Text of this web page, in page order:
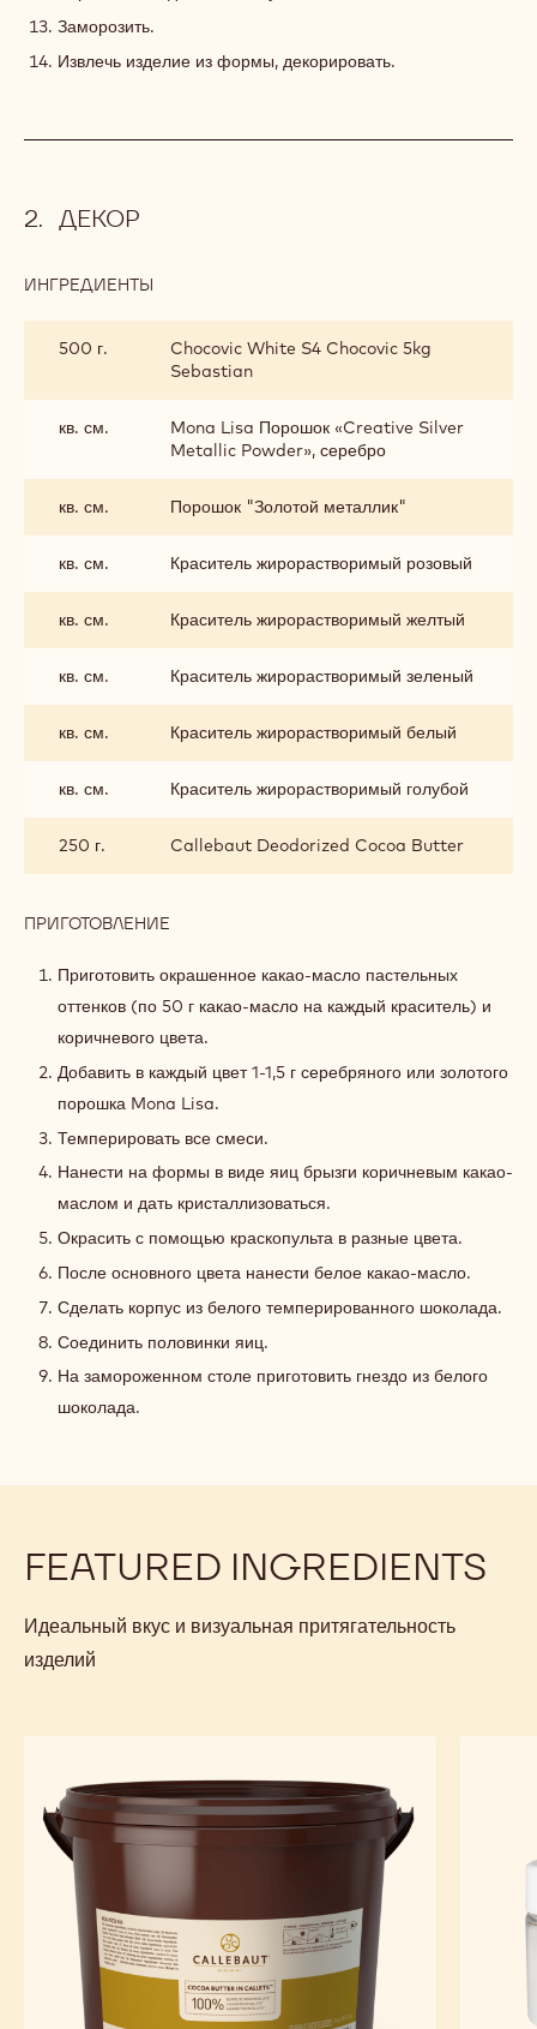
Заморозить.
Извлечь изделие из формы, декорировать.
ДЕКОР
ИНГРЕДИЕНТЫ
500 г.
Chocovic White S4 Chocovic 5kg
Sebastian
кв. см.
Mona Lisa Порошок «Creative Silver
Metallic Powder», серебро
кв. см. Порошок "Золотой металлик"
кв. см. Краситель жирорастворимый розовый
кв. см. Краситель жирорастворимый желтый
кв. см. Краситель жирорастворимый зеленый
кв. см. Краситель жирорастворимый белый
кв. см. Краситель жирорастворимый голубой
250 г. Callebaut Deodorized Cocoa Butter
ПРИГОТОВЛЕНИЕ
Приготовить окрашенное какао-масло пастельных
оттенков (по 50 г какао-масло на каждый краситель) и
коричневого цвета.
Добавить в каждый цвет 1-1,5 г серебряного или золотого
порошка Mona Lisa.
Темперировать все смеси.
Нанести на формы в виде яиц брызги коричневым какао-
маслом и дать кристаллизоваться.
Окрасить с помощью краскопульта в разные цвета.
После основного цвета нанести белое какао-масло.
Сделать корпус из белого темперированного шоколада.
Соединить половинки яиц.
На замороженном столе приготовить гнездо из белого
шоколада.
FEATURED INGREDIENTS
Идеальный вкус и визуальная притягательность
изделий